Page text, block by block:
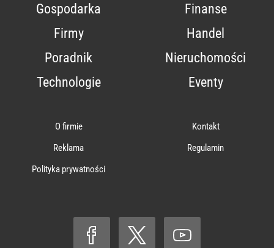
Gospodarka
Finanse
Firmy
Handel
Poradnik
Nieruchomości
Technologie
Eventy
O firmie
Kontakt
Reklama
Regulamin
Polityka prywatności